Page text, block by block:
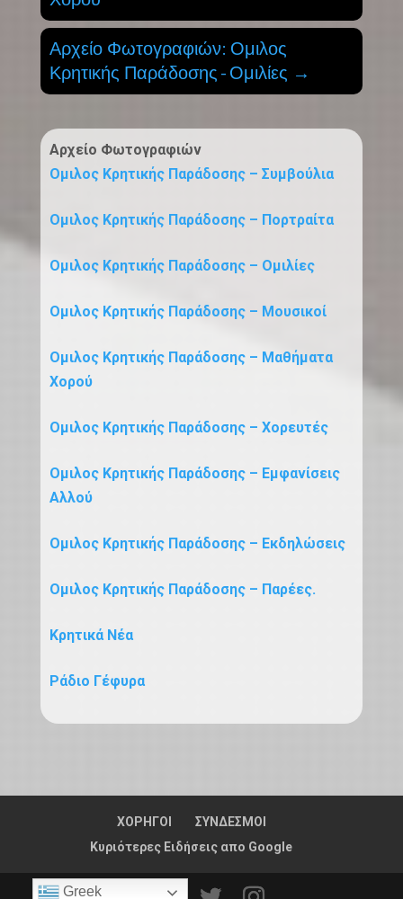
Αρχείο Φωτογραφιών: Ομιλος
Κρητικής Παράδοσης - Ομιλίες →
Αρχείο Φωτογραφιών
Ομιλος Κρητικής Παράδοσης – Συμβούλια
Ομιλος Κρητικής Παράδοσης – Πορτραίτα
Ομιλος Κρητικής Παράδοσης – Ομιλίες
Ομιλος Κρητικής Παράδοσης – Μουσικοί
Ομιλος Κρητικής Παράδοσης – Μαθήματα
Χορού
Ομιλος Κρητικής Παράδοσης – Χορευτές
Ομιλος Κρητικής Παράδοσης – Εμφανίσεις
Αλλού
Ομιλος Κρητικής Παράδοσης – Eκδηλώσεις
Ομιλος Κρητικής Παράδοσης – Παρέες.
Κρητικά Νέα
Ράδιο Γέφυρα
ΧΟΡΗΓΟΙ
ΣΥΝΔΕΣΜΟΙ
Κυριότερες Ειδήσεις απο Google
Greek